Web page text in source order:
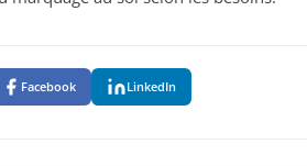
Facebook LinkedIn